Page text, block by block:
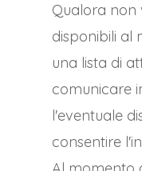
Qualora non
disponibili al
una lista di
comunicare
l'eventuale
consentire